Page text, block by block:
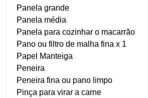
Panela grande
Panela média
Panela para cozinhar o macarrão
Pano ou filtro de malha fina x 1
Papel Manteiga
Peneira
Peneira fina ou pano limpo
Pinça para virar a carne